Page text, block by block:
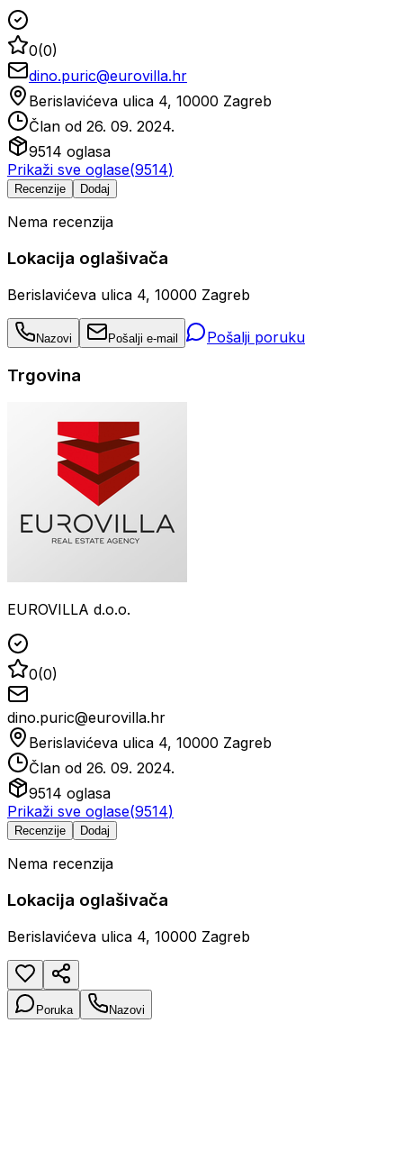
0(0)
dino.puric@eurovilla.hr
Berislavićeva ulica 4, 10000 Zagreb
Član od 26. 09. 2024.
9514 oglasa
Prikaži sve oglase(9514)
Recenzije Dodaj
Nema recenzija
Lokacija oglašivača
Berislavićeva ulica 4, 10000 Zagreb
Nazovi Pošalji e-mail Pošalji poruku
Trgovina
EUROVILLA d.o.o.
0(0)
dino.puric@eurovilla.hr
Berislavićeva ulica 4, 10000 Zagreb
Član od 26. 09. 2024.
9514 oglasa
Prikaži sve oglase(9514)
Recenzije Dodaj
Nema recenzija
Lokacija oglašivača
Berislavićeva ulica 4, 10000 Zagreb
Poruka Nazovi